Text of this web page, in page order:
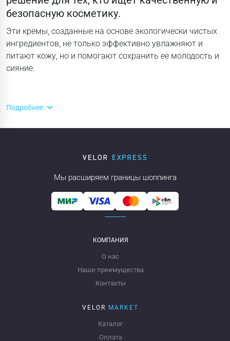
безопасную косметику.
Эти кремы, созданные на основе экологически чистых
ингредиентов, не только эффективно увлажняют и
питают кожу, но и помогают сохранить ее молодость и
сияние.
Подробнее
Мы расширяем границы шоппинга
КОМПАНИЯ
О нас
Наши преимущества
Контакты
VELOR MARKET
Каталог
Оплата